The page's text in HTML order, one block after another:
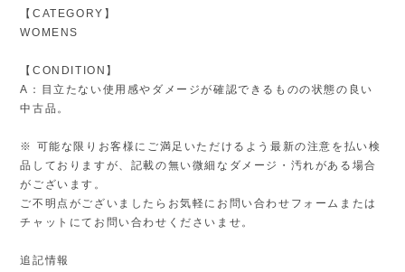
【CATEGORY】
WOMENS
【CONDITION】
A：目立たない使用感やダメージが確認できるものの状態の良い
中古品。
※ 可能な限りお客様にご満足いただけるよう最新の注意を払い検
品しておりますが、記載の無い微細なダメージ・汚れがある場合
がございます。
ご不明点がございましたらお気軽にお問い合わせフォームまたは
チャットにてお問い合わせくださいませ。
追記情報